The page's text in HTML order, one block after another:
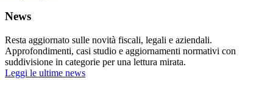
News
Resta aggiornato sulle novità fiscali, legali e aziendali.
Approfondimenti, casi studio e aggiornamenti normativi con
suddivisione in categorie per una lettura mirata.
Leggi le ultime news